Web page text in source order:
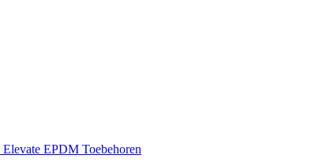
Elevate EPDM Toebehoren